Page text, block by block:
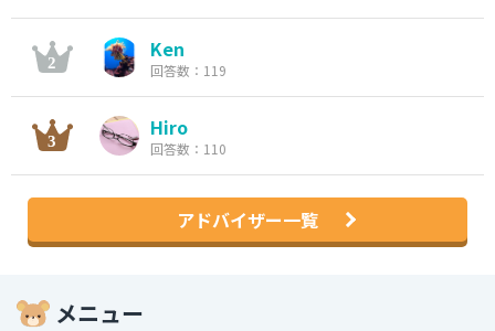
Ken
回答数：119
Hiro
回答数：110
アドバイザー一覧
メニュー